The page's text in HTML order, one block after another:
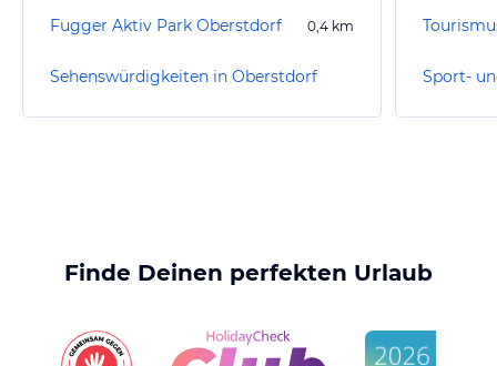
Fugger Aktiv Park Oberstdorf 0,4 km
Sehenswürdigkeiten in Oberstdorf
Finde Deinen perfekten Urlaub